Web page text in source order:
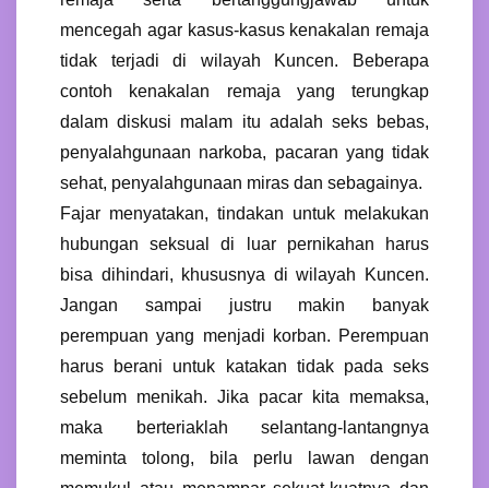
mencegah agar kasus-kasus kenakalan remaja
tidak terjadi di wilayah Kuncen. Beberapa
contoh kenakalan remaja yang terungkap
dalam diskusi malam itu adalah seks bebas,
penyalahgunaan narkoba, pacaran yang tidak
sehat, penyalahgunaan miras dan sebagainya.
Fajar menyatakan, tindakan untuk melakukan
hubungan seksual di luar pernikahan harus
bisa dihindari, khususnya di wilayah Kuncen.
Jangan sampai justru makin banyak
perempuan yang menjadi korban. Perempuan
harus berani untuk katakan tidak pada seks
sebelum menikah. Jika pacar kita memaksa,
maka berteriaklah selantang-lantangnya
meminta tolong, bila perlu lawan dengan